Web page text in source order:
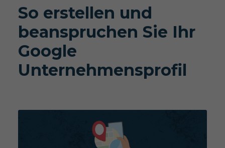
So erstellen und
beanspruchen Sie Ihr
Google
Unternehmensprofil